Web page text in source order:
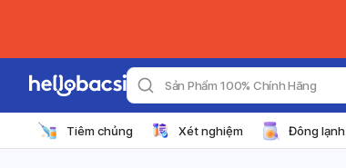
Sản Phẩm 100% Chính Hãng
Tiêm chủng Xét nghiệm Đông